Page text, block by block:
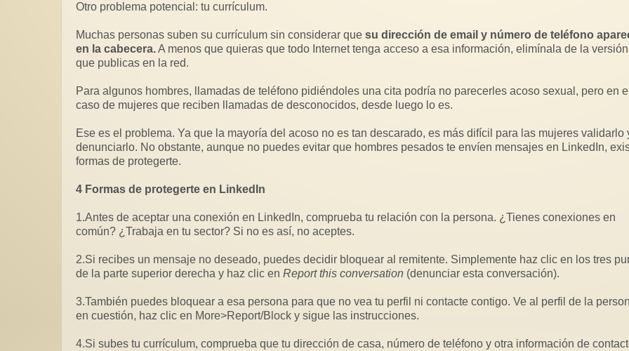
Otro problema potencial: tu currículum.
Muchas personas suben su currículum sin considerar quesu dirección de email y número de teléfono
en la cabecera.A menos que quieras que todo Internet tenga acceso a esa información, elimínala de la versión
que publicas en la red.
Para algunos hombres, llamadas de teléfono pidiéndoles una cita podría no parecerles acoso sexual, pero en el
caso de mujeres que reciben llamadas de desconocidos, desde luego lo es.
Ese es el problema. Ya que la mayoría del acoso no es tan descarado, es más difícil para las mujeres validarlo
denunciarlo. No obstante, aunque no puedes evitar que hombres pesados te envíen mensajes en LinkedIn,
formas de protegerte.
4 Formas de protegerte en LinkedIn
1.Antes de aceptar una conexión en LinkedIn, comprueba tu relación con la persona. ¿Tienes conexiones en
común? ¿Trabaja en tu sector? Si no es así, no aceptes.
2.Si recibes un mensaje no deseado, puedes decidir bloquear al remitente. Simplemente haz clic en los tres
de la parte superior derecha y haz clic enReport this conversation (denunciar esta conversación).
3.También puedes bloquear a esa persona para que no vea tu perfil ni contacte contigo. Ve al perfil de la
en cuestión, haz clic en More>Report/Block y sigue las instrucciones.
4.Si subes tu currículum, comprueba que tu dirección de casa, número de teléfono y otra información de
servicios de
a 2030, se
REGALA FEMINISMO
Regala feminismo . Inspírate para
dejar un mundo mejor con mas
Violencia sexual en España y
propuesta para su erradicación
las fuerzas de seguridad
tramitaron 2.655 denuncias por
El acoso escolar a niños es
minimizado en primaria de South
Cuidado con los
hormonales
Los disruptores